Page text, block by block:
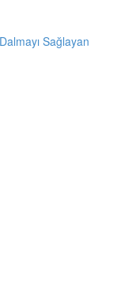
Sağlayan